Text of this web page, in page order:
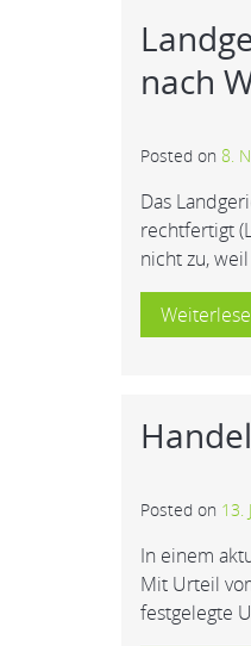
nach
Posted on 8.
Das
rechtfertigt
nicht zu,
Posted on 13.
In einem
Mit Urteil
festgelegte